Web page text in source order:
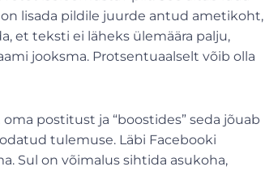
lisada pildile juurde antud ametikoht,
et teksti ei läheks ülemäära palju,
jooksma. Protsentuaalselt võib olla
postitust ja “boostides” seda jõuab
tulemuse. Läbi Facebooki
Sul on võimalus sihtida asukoha,